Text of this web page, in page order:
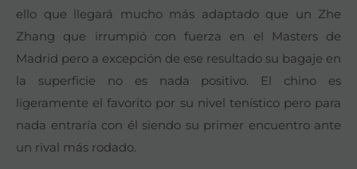
ello que llegará mucho más adaptado que un Zhe
Zhang que irrumpió con fuerza en el Masters de
Madrid pero a excepción de ese resultado su bagaje en
la superficie no es nada positivo. El chino es
ligeramente el favorito por su nivel tenístico pero para
nada entraría con él siendo su primer encuentro ante
un rival más rodado.